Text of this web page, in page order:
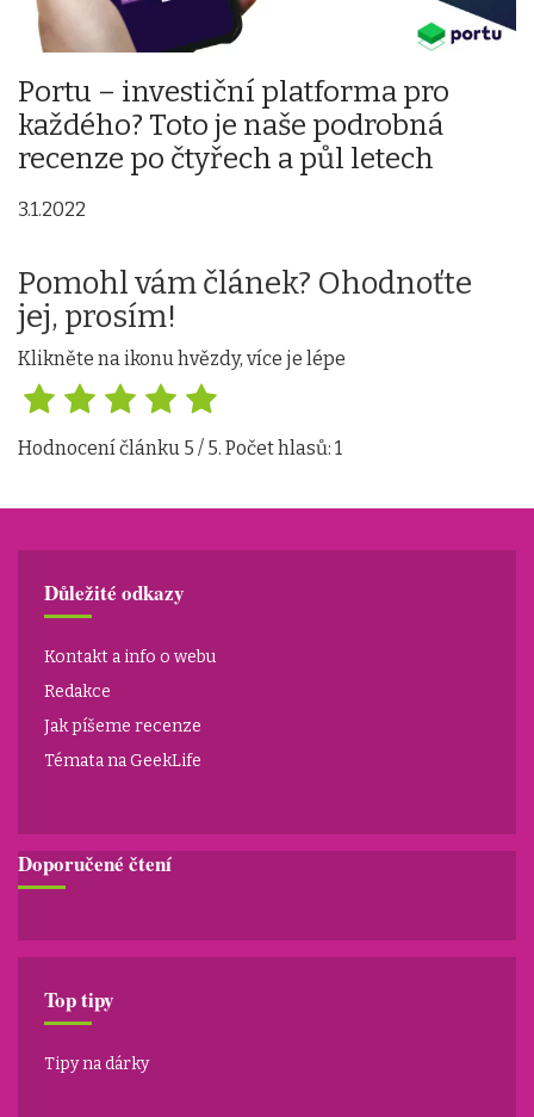
Portu – investiční platforma pro
každého? Toto je naše podrobná
recenze po čtyřech a půl letech
3.1.2022
Pomohl vám článek? Ohodnoťte
jej, prosím!
Klikněte na ikonu hvězdy, více je lépe
Hodnocení článku 5 / 5. Počet hlasů: 1
Důležité odkazy
Kontakt a info o webu
Redakce
Jak píšeme recenze
Témata na GeekLife
Doporučené čtení
Top tipy
Tipy na dárky